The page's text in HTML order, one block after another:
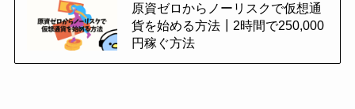
原資ゼロからノーリスクで仮想通
貨を始める方法┃2時間で250,000
円稼ぐ方法